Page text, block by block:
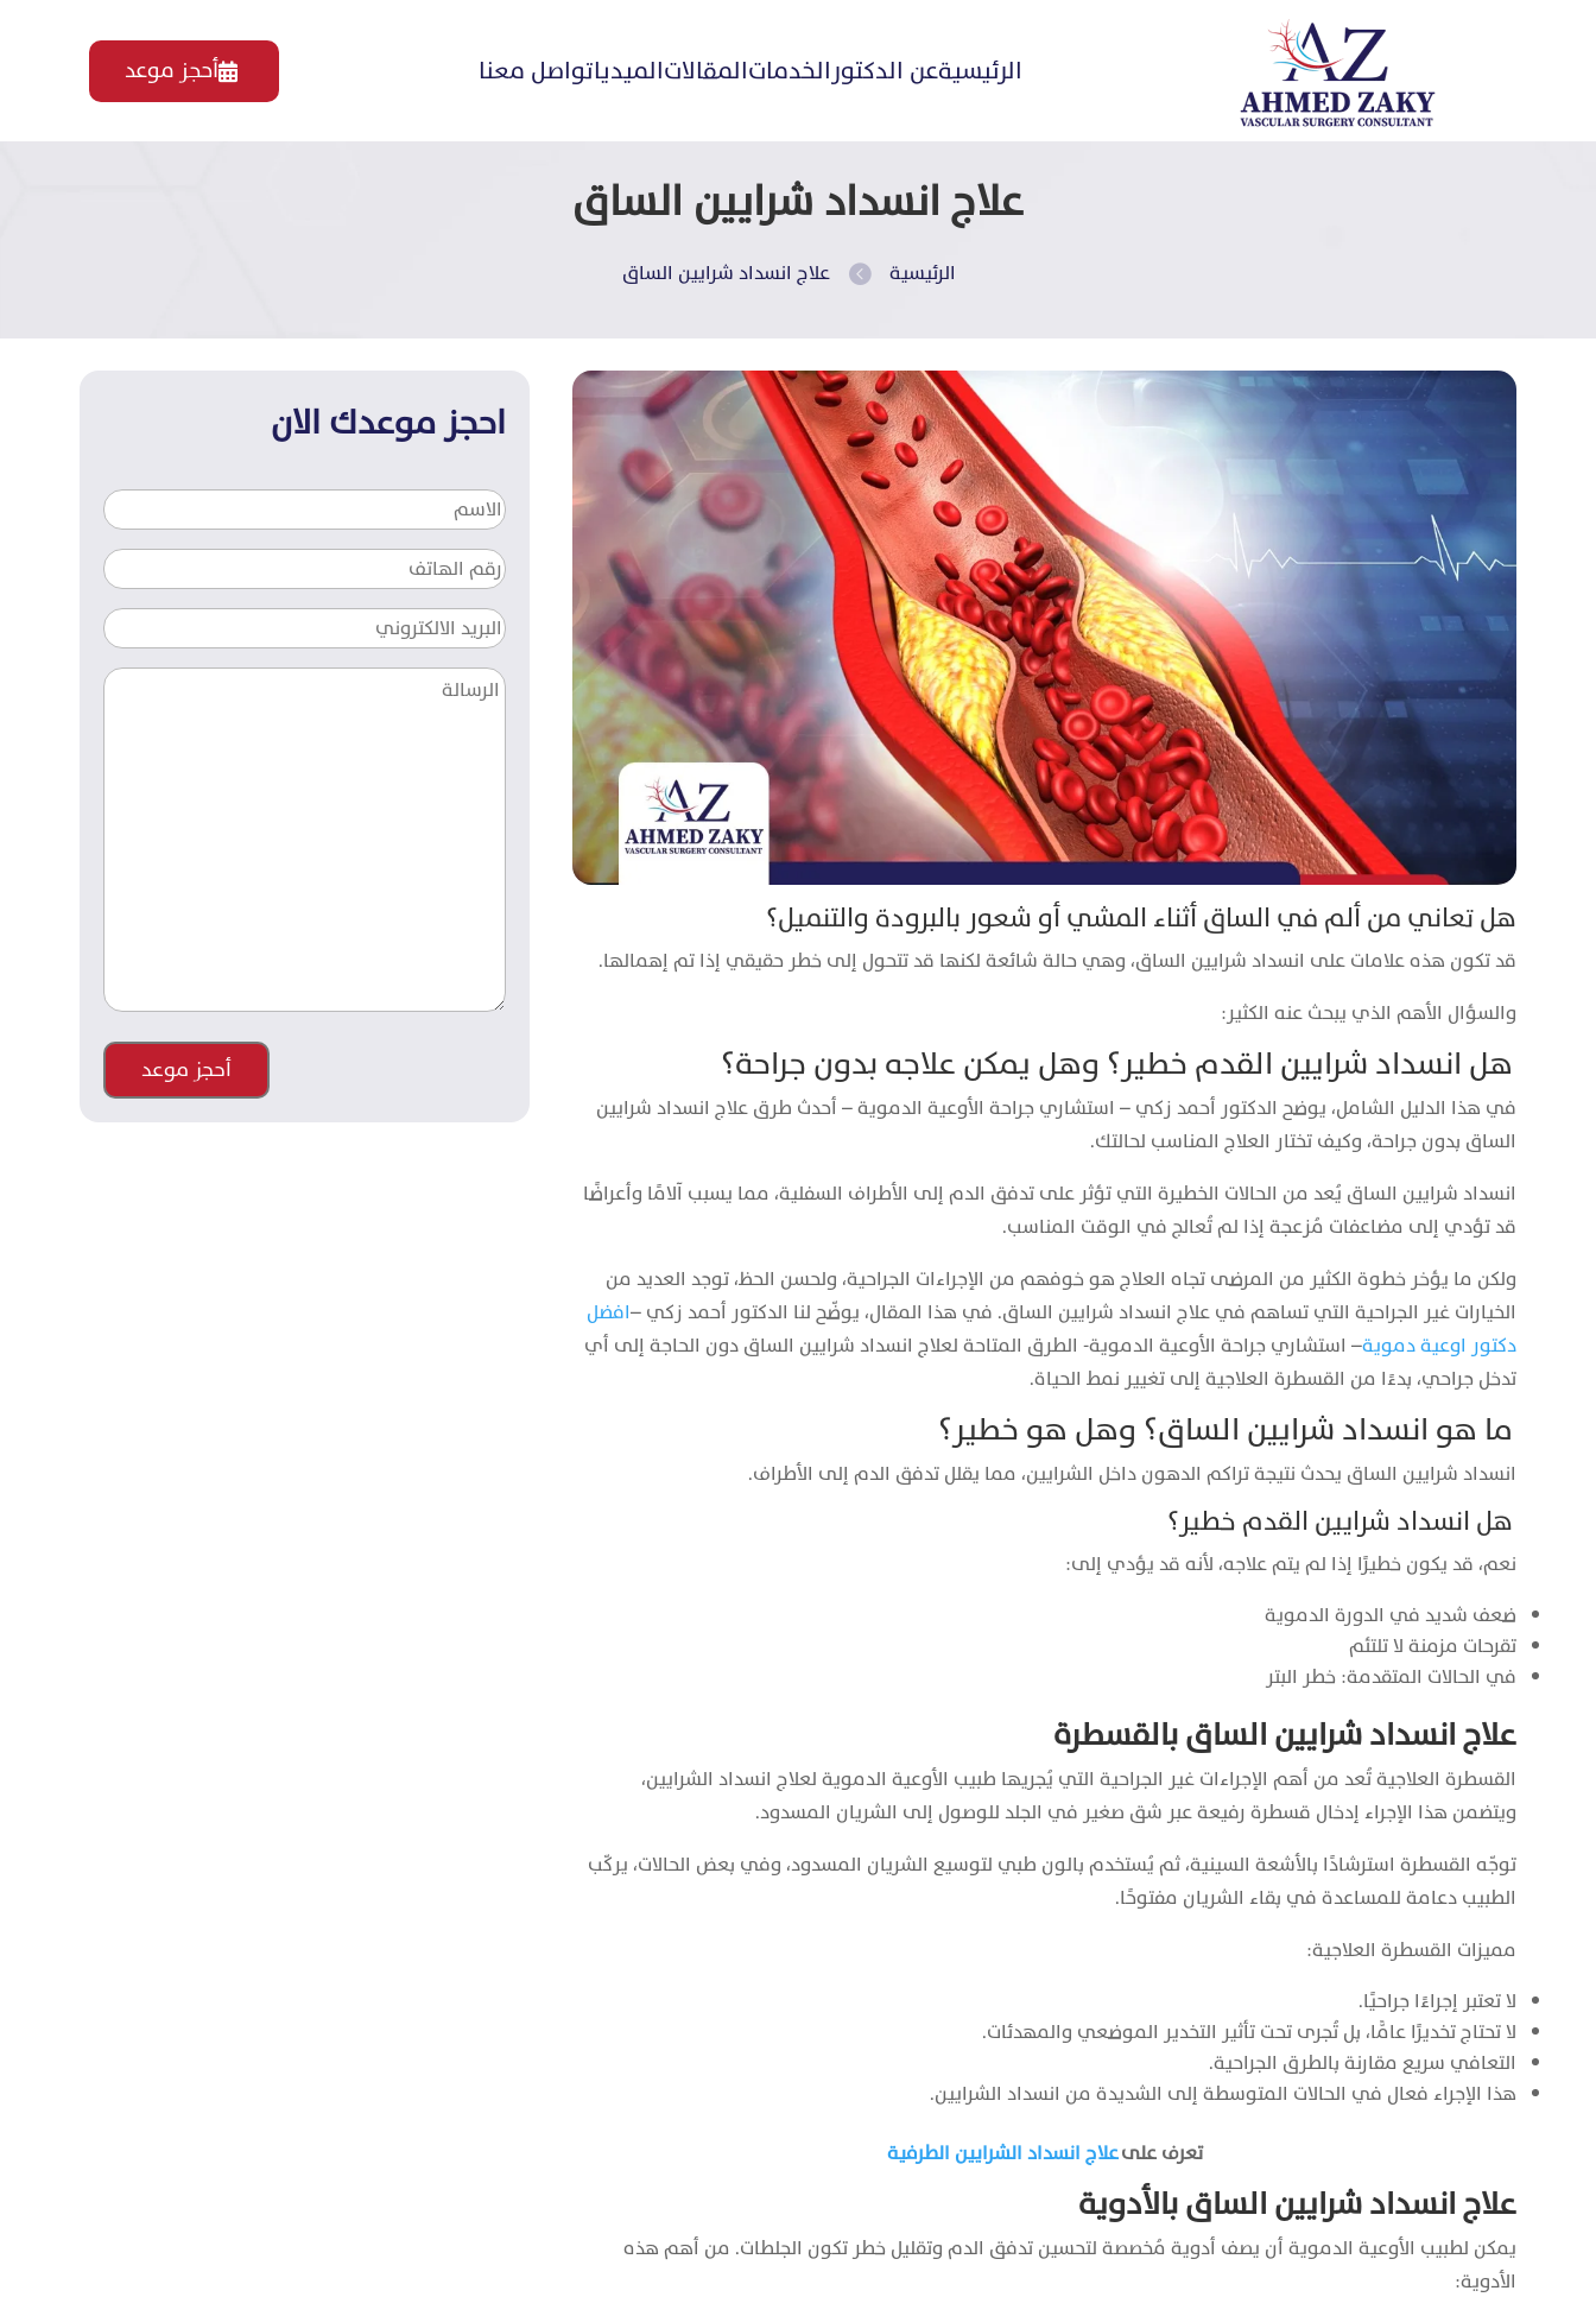
الرئيسيةعن الدكتورالخدماتالمقالاتالميدياتواصل معنا أحجز موعد
علاج انسداد شرايين الساق
الرئيسية  علاج انسداد شرايين الساق
احجز موعدك الان
هل تعاني من ألم في الساق أثناء المشي أو شعور بالبرودة والتنميل؟
قد تكون هذه علامات على انسداد شرايين الساق، وهي حالة شائعة لكنها قد تتحول إلى خطر حقيقي إذا تم إهمالها.
والسؤال الأهم الذي يبحث عنه الكثير:
هل انسداد شرايين القدم خطير؟ وهل يمكن علاجه بدون جراحة؟
في هذا الدليل الشامل، يوضح الدكتور أحمد زكي – استشاري جراحة الأوعية الدموية – أحدث طرق علاج انسداد شرايين
الساق بدون جراحة، وكيف تختار العلاج المناسب لحالتك.
انسداد شرايين الساق يُعد من الحالات الخطيرة التي تؤثر على تدفق الدم إلى الأطراف السفلية، مما يسبب آلامًا وأعراضًا
قد تؤدي إلى مضاعفات مُزعجة إذا لم تُعالج في الوقت المناسب.
ولكن ما يؤخر خطوة الكثير من المرضى تجاه العلاج هو خوفهم من الإجراءات الجراحية، ولحسن الحظ، توجد العديد من
الخيارات غير الجراحية التي تساهم في علاج انسداد شرايين الساق. في هذا المقال، يوضّح لنا الدكتور أحمد زكي –افضل
دكتور اوعية دموية– استشاري جراحة الأوعية الدموية- الطرق المتاحة لعلاج انسداد شرايين الساق دون الحاجة إلى أي
تدخل جراحي، بدءًا من القسطرة العلاجية إلى تغيير نمط الحياة.
ما هو انسداد شرايين الساق؟ وهل هو خطير؟
انسداد شرايين الساق يحدث نتيجة تراكم الدهون داخل الشرايين، مما يقلل تدفق الدم إلى الأطراف.
هل انسداد شرايين القدم خطير؟
نعم، قد يكون خطيرًا إذا لم يتم علاجه، لأنه قد يؤدي إلى:
ضعف شديد في الدورة الدموية
تقرحات مزمنة لا تلتئم
في الحالات المتقدمة: خطر البتر
علاج انسداد شرايين الساق بالقسطرة
القسطرة العلاجية تُعد من أهم الإجراءات غير الجراحية التي يُجريها طبيب الأوعية الدموية لعلاج انسداد الشرايين،
ويتضمن هذا الإجراء إدخال قسطرة رفيعة عبر شق صغير في الجلد للوصول إلى الشريان المسدود.
توجّه القسطرة استرشادًا بالأشعة السينية، ثم يُستخدم بالون طبي لتوسيع الشريان المسدود، وفي بعض الحالات، يركّب
الطبيب دعامة للمساعدة في بقاء الشريان مفتوحًا.
مميزات القسطرة العلاجية:
لا تعتبر إجراءًا جراحيًا.
لا تحتاج تخديرًا عامًّا، بل تُجرى تحت تأثير التخدير الموضعي والمهدئات.
التعافي سريع مقارنة بالطرق الجراحية.
هذا الإجراء فعال في الحالات المتوسطة إلى الشديدة من انسداد الشرايين.
تعرف علىعلاج انسداد الشرايين الطرفية
علاج انسداد شرايين الساق بالأدوية
يمكن لطبيب الأوعية الدموية أن يصف أدوية مُخصصة لتحسين تدفق الدم وتقليل خطر تكون الجلطات. من أهم هذه
الأدوية: